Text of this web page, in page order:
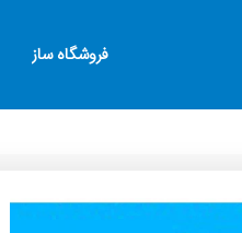
فروشگاه ساز